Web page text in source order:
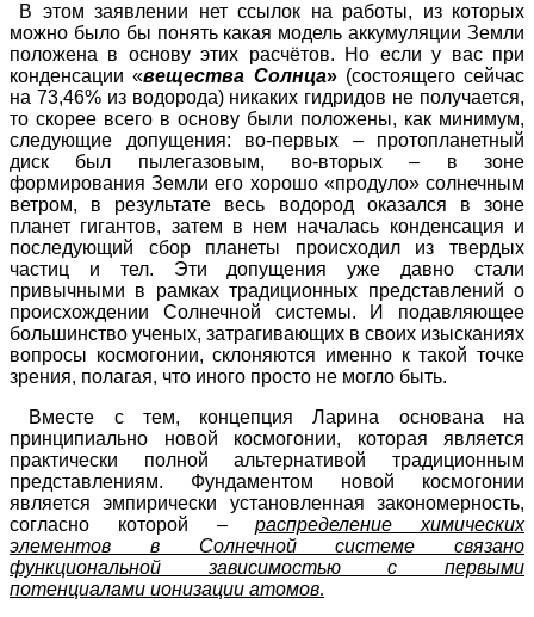
В этом заявлении нет ссылок на работы, из которых
можно было бы понять какая модель аккумуляции Земли
положена в основу этих расчётов. Но если у вас при
конденсации «вещества Солнца» (состоящего сейчас
на 73,46% из водорода) никаких гидридов не получается,
то скорее всего в основу были положены, как минимум,
следующие допущения: во-первых – протопланетный
диск был пылегазовым, во-вторых – в зоне
формирования Земли его хорошо «продуло» солнечным
ветром, в результате весь водород оказался в зоне
планет гигантов, затем в нем началась конденсация и
последующий сбор планеты происходил из твердых
частиц и тел. Эти допущения уже давно стали
привычными в рамках традиционных представлений о
происхождении Солнечной системы. И подавляющее
большинство ученых, затрагивающих в своих изысканиях
вопросы космогонии, склоняются именно к такой точке
зрения, полагая, что иного просто не могло быть.
Вместе с тем, концепция Ларина основана на
принципиально новой космогонии, которая является
практически полной альтернативой традиционным
представлениям. Фундаментом новой космогонии
является эмпирически установленная закономерность,
согласно которой –распределение химических
элементов в Солнечной системе связано
функциональной зависимостью с первыми
потенциалами ионизации атомов.